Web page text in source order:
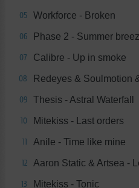
05 Workforce - Broken
06 Phase 2 - Summer
07 Calibre - Up in smoke
08 Redeyes & Soulmotion
09 Thesis - Astral Waterfall
10 Mitekiss - Last orders
11 Anile - Time like mine
12 Aaron Static & Artsea -
13 Mitekiss - Tonic